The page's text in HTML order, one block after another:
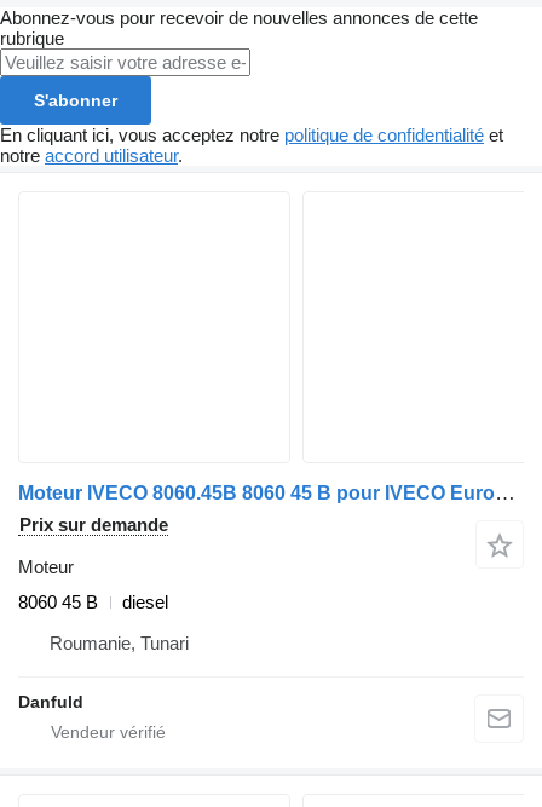
Abonnez-vous pour recevoir de nouvelles annonces de cette
rubrique
S'abonner
En cliquant ici, vous acceptez notre politique de confidentialité et
notre accord utilisateur.
Moteur IVECO 8060.45B 8060 45 B pour IVECO EuroCargo
Prix sur demande
Moteur
8060 45 B
diesel
Roumanie, Tunari
Danfuld